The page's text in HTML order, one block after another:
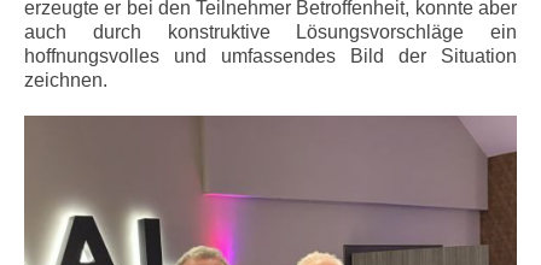
erzeugte er bei den Teilnehmer Betroffenheit, konnte aber
auch durch konstruktive Lösungsvorschläge ein
hoffnungsvolles und umfassendes Bild der Situation
zeichnen.